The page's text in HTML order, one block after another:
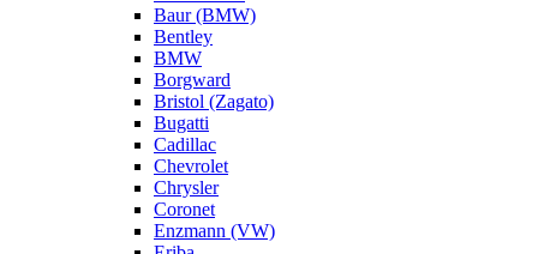
Baur (BMW)
Bentley
BMW
Borgward
Bristol (Zagato)
Bugatti
Cadillac
Chevrolet
Chrysler
Coronet
Enzmann (VW)